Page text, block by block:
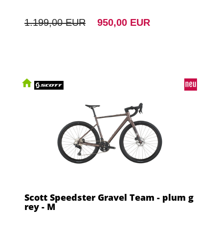
1.199,00 EUR 950,00 EUR
Scott Speedster Gravel Team - plum g
rey - M